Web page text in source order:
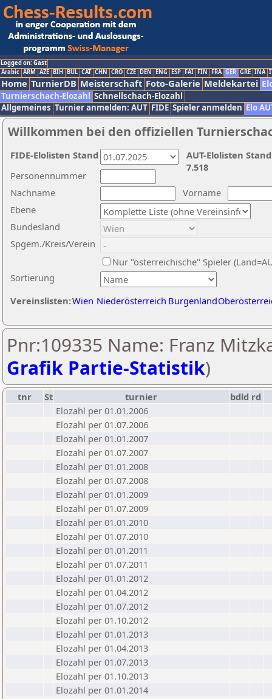
Logged on: Gast
Arabic ARM AZE BIH BUL CAT CHN CRO CZE DEN ENG ESP FAI FIN FRA GER GRE INA
Home TurnierDB Meisterschaft Foto-Galerie Meldekartei
Turnierschach-Elozahl Schnellschach-Elozahl
Allgemeines Turnier anmelden: AUT FIDE Spieler anmelden Elo
Willkommen bei den offiziellen
Nachname
Vorname
Ebene
Sortierung
Personennummer
Bundesland
Spgem./Kreis/Verein
Nur "österreichische" Spieler
Vereinslisten:Wien Niederösterreich Burgenland
AUT-Elolisten
7.518
FIDE-Elolisten Stand
Pnr:109335 Name: Franz
Grafik Partie-Statistik)
tnr St turnier bdld rd
Elozahl per 01.01.2006
Elozahl per 01.07.2006
Elozahl per 01.01.2007
Elozahl per 01.07.2007
Elozahl per 01.01.2008
Elozahl per 01.07.2008
Elozahl per 01.01.2009
Elozahl per 01.07.2009
Elozahl per 01.01.2010
Elozahl per 01.07.2010
Elozahl per 01.01.2011
Elozahl per 01.07.2011
Elozahl per 01.01.2012
Elozahl per 01.04.2012
Elozahl per 01.07.2012
Elozahl per 01.10.2012
Elozahl per 01.01.2013
Elozahl per 01.04.2013
Elozahl per 01.07.2013
Elozahl per 01.10.2013
Elozahl per 01.01.2014